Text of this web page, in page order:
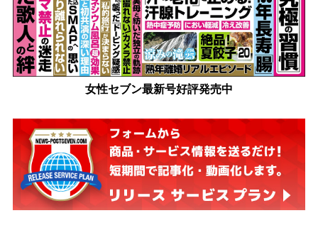
女性セブン最新号好評発売中